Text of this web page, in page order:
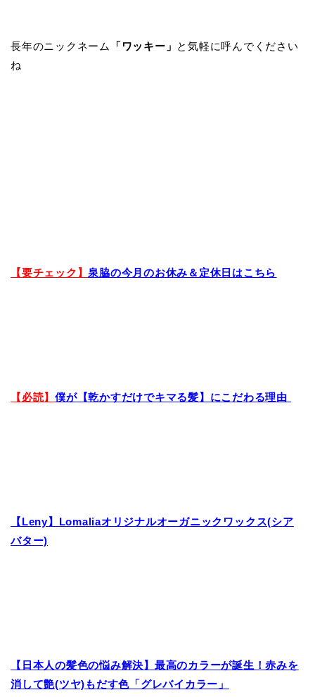
長年のニックネーム 「ワッキー」 と気軽に呼んでください
ね
【要チェック】 泉脇の今月のお休み＆定休日はこちら
【必読】僕が【乾かすだけでキマる髪】にこだわる理由
【Leny】Lomaliaオリジナルオーガニックワックス(シア
バター)
【日本人の髪色の悩み解決】最高のカラーが誕生！赤みを
消して艶(ツヤ)もだす色「グレバイカラー」